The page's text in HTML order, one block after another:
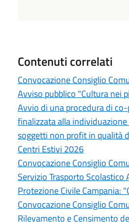
Contenuti correlati
Convocazione Consiglio
Avviso pubblico "Cultura nei
Avvio di una procedura di
finalizzata alla
soggetti non profit in qualità
Centri Estivi 2026
Convocazione Consiglio
Servizio Trasporto Scolastico
Protezione Civile Campania:
Convocazione Consiglio
Rilevamento e Censimento